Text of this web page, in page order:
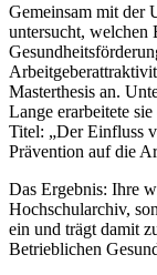
Gemeinsam mit der
untersucht, welchen
Masterthesis an.
Lange erarbeitete
Titel: „Der Einfluss
Prävention auf die
Das Ergebnis: Ihre
Hochschularchiv,
ein und trägt damit
Betrieblichen